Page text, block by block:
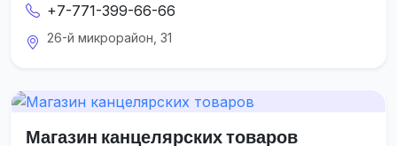
+7-771-399-66-66
26-й микрорайон, 31
Магазин канцелярских товаров